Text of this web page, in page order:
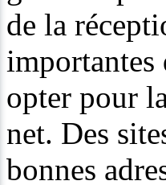
de la
importantes
opter pour
net. Des
bonnes